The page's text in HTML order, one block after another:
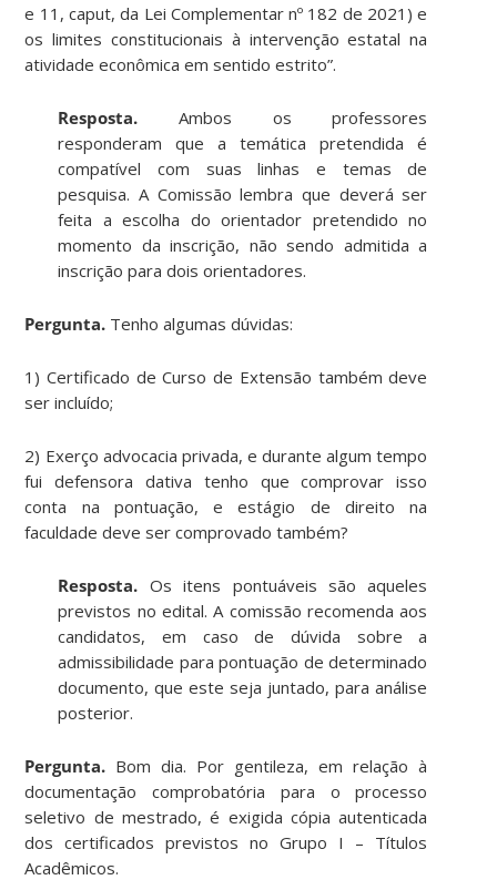
e 11, caput, da Lei Complementar nº 182 de 2021) e
os limites constitucionais à intervenção estatal na
atividade econômica em sentido estrito”.
Resposta.Ambos os professores
responderam que a temática pretendida é
compatível com suas linhas e temas de
pesquisa. A Comissão lembra que deverá ser
feita a escolha do orientador pretendido no
momento da inscrição, não sendo admitida a
inscrição para dois orientadores.
Pergunta. Tenho algumas dúvidas:
1) Certificado de Curso de Extensão também deve
ser incluído;
2) Exerço advocacia privada, e durante algum tempo
fui defensora dativa tenho que comprovar isso
conta na pontuação, e estágio de direito na
faculdade deve ser comprovado também?
Resposta. Os itens pontuáveis são aqueles
previstos no edital. A comissão recomenda aos
candidatos, em caso de dúvida sobre a
admissibilidade para pontuação de determinado
documento, que este seja juntado, para análise
posterior.
Pergunta. Bom dia. Por gentileza, em relação à
documentação comprobatória para o processo
seletivo de mestrado, é exigida cópia autenticada
dos certificados previstos no Grupo I – Títulos
Acadêmicos.